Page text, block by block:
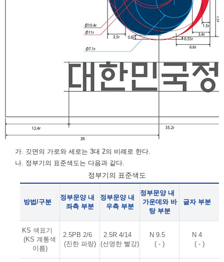
가. 깃면의 가로와 세로는 3대 2의 비례로 한다.
나. 정부기의 표준색도는 다음과 같다.
정부기의 표준색도
방법/구분
정부문양 내
좌측 부분
정부문양 내
우측 부분
정부문양 내
가운데와 바
탕 부분
글자 부분
KS 색표기
(KS 계통색
이름)
2.5PB 2/6
(진한 파랑)
2.5R 4/14
(선명한 빨강)
N 9.5
( - )
N 4
( - )